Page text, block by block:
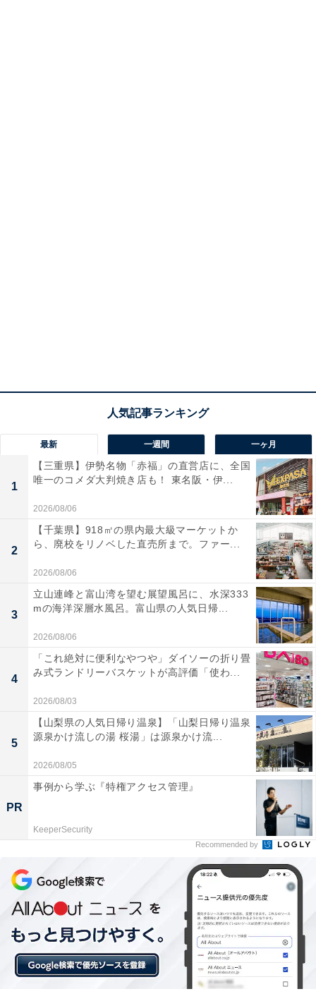
最新 一週間 一ヶ月
1
【三重県】伊勢名物「赤福」の直営店に、全国
唯一のコメダ大判焼き店も！ 東名阪・伊...
2026/08/06
2
【千葉県】918㎡の県内最大級マーケットか
ら、廃校をリノベした直売所まで。ファー...
2026/08/06
3
立山連峰と富山湾を望む展望風呂に、水深333
mの海洋深層水風呂。富山県の人気日帰...
2026/08/06
4
「これ絶対に便利なやつや」ダイソーの折り畳
み式ランドリーバスケットが高評価「使わ...
2026/08/03
5
【山梨県の人気日帰り温泉】「山梨日帰り温泉
源泉かけ流しの湯 桜湯」は源泉かけ流...
2026/08/05
PR
事例から学ぶ『特権アクセス管理』
KeeperSecurity
Recommended by